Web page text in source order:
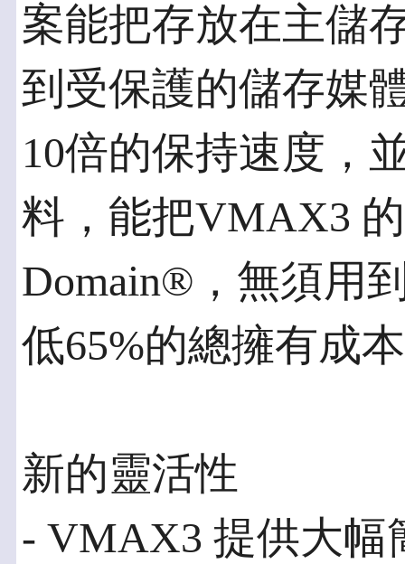
案能把存放在主儲
到受保護的儲存媒
10倍的保持速度，
料，能把VMAX3
Domain®，無須用
低65%的總擁有成本
新的靈活性
- VMAX3 提供大幅